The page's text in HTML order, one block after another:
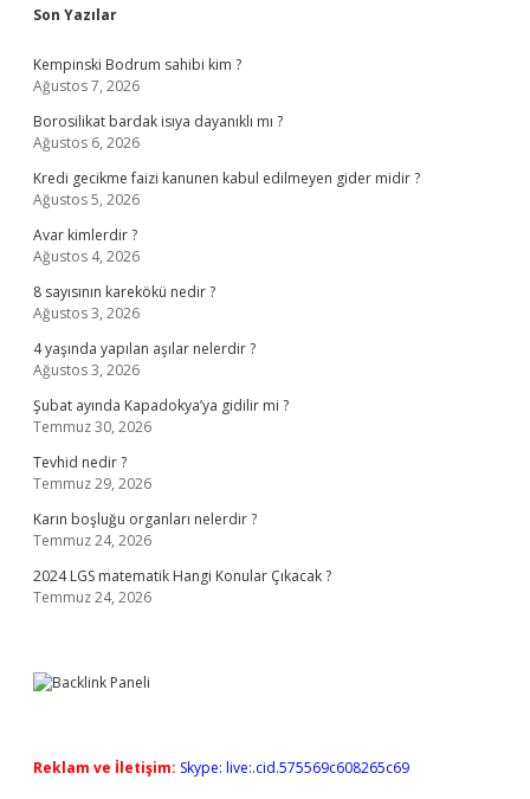
Sidebar
Son Yazılar
Kempinski Bodrum sahibi kim ?
Ağustos 7, 2026
Borosilikat bardak isıya dayanıklı mı ?
Ağustos 6, 2026
Kredi gecikme faizi kanunen kabul edilmeyen gider midir ?
Ağustos 5, 2026
Avar kimlerdir ?
Ağustos 4, 2026
8 sayısının karekökü nedir ?
Ağustos 3, 2026
4 yaşında yapılan aşılar nelerdir ?
Ağustos 3, 2026
Şubat ayında Kapadokya’ya gidilir mi ?
Temmuz 30, 2026
Tevhid nedir ?
Temmuz 29, 2026
Karın boşluğu organları nelerdir ?
Temmuz 24, 2026
2024 LGS matematik Hangi Konular Çıkacak ?
Temmuz 24, 2026
Reklam ve İletişim: Skype: live:.cid.575569c608265c69